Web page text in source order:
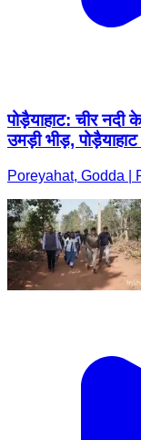
पोड़ैयाहाट: चीर नदी
उमड़ी भीड़,
Poreyahat, Godda |